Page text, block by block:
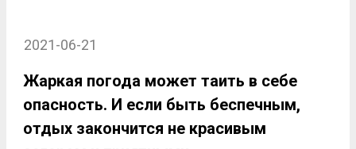
2021-06-21
Жаркая погода может таить в себе
опасность. И если быть беспечным,
отдых закончится не красивым